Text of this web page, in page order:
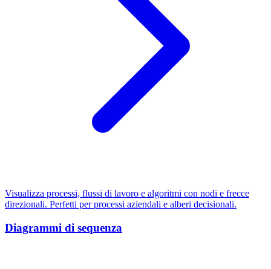
Visualizza processi, flussi di lavoro e algoritmi con nodi e frecce
direzionali. Perfetti per processi aziendali e alberi decisionali.
Diagrammi di sequenza